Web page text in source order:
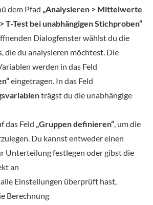
dem Pfad „Analysieren > Mittelwerte
T-Test bei unabhängigen Stichproben“
Dialogfenster wählst du die
die du analysieren möchtest. Die
werden in das Feld
eingetragen. In das Feld
trägst du die unabhängige
das Feld „Gruppen definieren“, um die
Du kannst entweder einen
Unterteilung festlegen oder gibst die
an
Einstellungen überprüft hast,
Berechnung